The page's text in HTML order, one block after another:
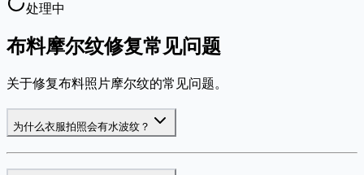
处理中
布料摩尔纹修复常见问题
关于修复布料照片摩尔纹的常见问题。
为什么衣服拍照会有水波纹？